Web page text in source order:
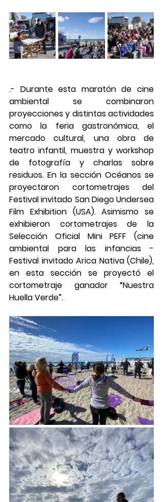
.- Durante esta maratón de cine
ambiental se combinaron
proyecciones y distintas actividades
como la feria gastronómica, el
mercado cultural, una obra de
teatro infantil, muestra y workshop
de fotografía y charlas sobre
residuos. En la sección Océanos se
proyectaron cortometrajes del
Festival invitado San Diego Undersea
Film Exhibition (USA). Asimismo se
exhibieron cortometrajes de la
Selección Oficial Mini PEFF (cine
ambiental para las infancias -
Festival invitado Arica Nativa (Chile),
en esta sección se proyectó el
cortometraje ganador “Nuestra
Huella Verde”.